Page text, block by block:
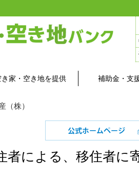
き家・空き地を提供 補助金・支
（株）
者による、移住者に